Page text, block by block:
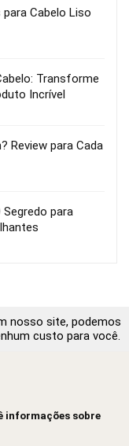
Cabelo Liso
Transforme
Incrível
Review para Cada
Segredo para
nosso site, podemos
custo para você.
informações sobre